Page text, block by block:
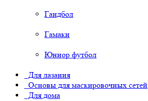
Гандбол
Гамаки
Юниор футбол
Для лазания
Основы для маскировочных сетей
Для дома